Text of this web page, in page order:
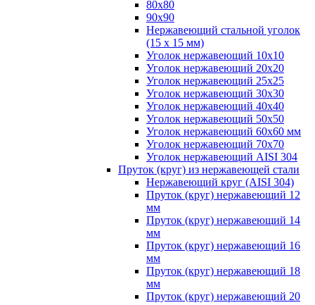
80х80
90х90
Нержавеющий стальной уголок
(15 х 15 мм)
Уголок нержавеющий 10х10
Уголок нержавеющий 20х20
Уголок нержавеющий 25х25
Уголок нержавеющий 30х30
Уголок нержавеющий 40х40
Уголок нержавеющий 50х50
Уголок нержавеющий 60х60 мм
Уголок нержавеющий 70х70
Уголок нержавеющий AISI 304
Пруток (круг) из нержавеющей стали
Нержавеющий круг (AISI 304)
Пруток (круг) нержавеющий 12
мм
Пруток (круг) нержавеющий 14
мм
Пруток (круг) нержавеющий 16
мм
Пруток (круг) нержавеющий 18
мм
Пруток (круг) нержавеющий 20